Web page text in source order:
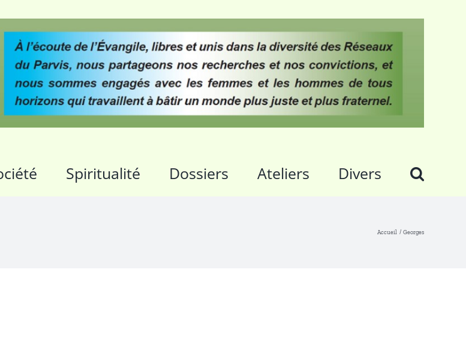
Spiritualité Dossiers Ateliers Divers
Accueil Georges